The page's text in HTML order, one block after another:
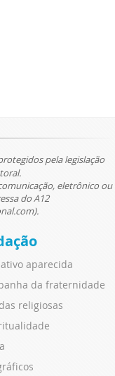
pela legislação
eletrônico ou
do A12
aparecida
da fraternidade
religiosas